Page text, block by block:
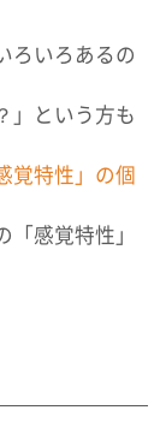
ろいろあるの
」という方も
覚特性」の個
感覚特性」